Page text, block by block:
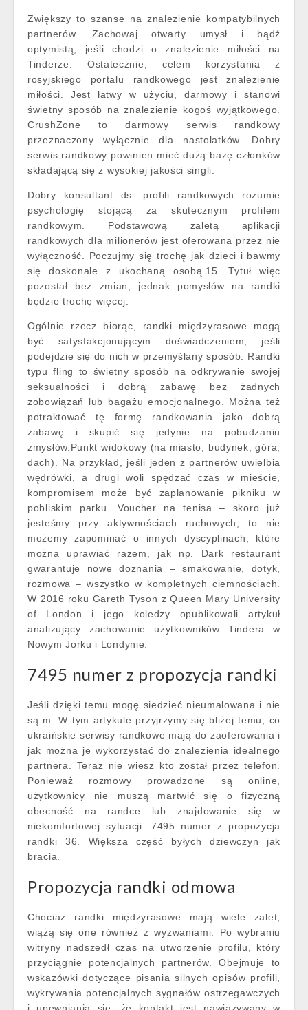
Zwiększy to szanse na znalezienie kompatybilnych
partnerów. Zachowaj otwarty umysł i bądź
optymistą, jeśli chodzi o znalezienie miłości na
Tinderze. Ostatecznie, celem korzystania z
rosyjskiego portalu randkowego jest znalezienie
miłości. Jest łatwy w użyciu, darmowy i stanowi
świetny sposób na znalezienie kogoś wyjątkowego.
CrushZone to darmowy serwis randkowy
przeznaczony wyłącznie dla nastolatków. Dobry
serwis randkowy powinien mieć dużą bazę członków
składającą się z wysokiej jakości singli.
Dobry konsultant ds. profili randkowych rozumie
psychologię stojącą za skutecznym profilem
randkowym. Podstawową zaletą aplikacji
randkowych dla milionerów jest oferowana przez nie
wyłączność. Poczujmy się trochę jak dzieci i bawmy
się doskonale z ukochaną osobą.15. Tytuł więc
pozostał bez zmian, jednak pomysłów na randki
będzie trochę więcej.
Ogólnie rzecz biorąc, randki międzyrasowe mogą
być satysfakcjonującym doświadczeniem, jeśli
podejdzie się do nich w przemyślany sposób. Randki
typu fling to świetny sposób na odkrywanie swojej
seksualności i dobrą zabawę bez żadnych
zobowiązań lub bagażu emocjonalnego. Można też
potraktować tę formę randkowania jako dobrą
zabawę i skupić się jedynie na pobudzaniu
zmysłów.Punkt widokowy (na miasto, budynek, góra,
dach). Na przykład, jeśli jeden z partnerów uwielbia
wędrówki, a drugi woli spędzać czas w mieście,
kompromisem może być zaplanowanie pikniku w
pobliskim parku. Voucher na tenisa – skoro już
jesteśmy przy aktywnościach ruchowych, to nie
możemy zapominać o innych dyscyplinach, które
można uprawiać razem, jak np. Dark restaurant
gwarantuje nowe doznania – smakowanie, dotyk,
rozmowa – wszystko w kompletnych ciemnościach.
W 2016 roku Gareth Tyson z Queen Mary University
of London i jego koledzy opublikowali artykuł
analizujący zachowanie użytkowników Tindera w
Nowym Jorku i Londynie.
7495 numer z propozycja randki
Jeśli dzięki temu mogę siedzieć nieumalowana i nie
są m. W tym artykule przyjrzymy się bliżej temu, co
ukraińskie serwisy randkowe mają do zaoferowania i
jak można je wykorzystać do znalezienia idealnego
partnera. Teraz nie wiesz kto został przez telefon.
Ponieważ rozmowy prowadzone są online,
użytkownicy nie muszą martwić się o fizyczną
obecność na randce lub znajdowanie się w
niekomfortowej sytuacji. 7495 numer z propozycja
randki 36. Większa część byłych dziewczyn jak
bracia.
Propozycja randki odmowa
Chociaż randki międzyrasowe mają wiele zalet,
wiążą się one również z wyzwaniami. Po wybraniu
witryny nadszedł czas na utworzenie profilu, który
przyciągnie potencjalnych partnerów. Obejmuje to
wskazówki dotyczące pisania silnych opisów profili,
wykrywania potencjalnych sygnałów ostrzegawczych